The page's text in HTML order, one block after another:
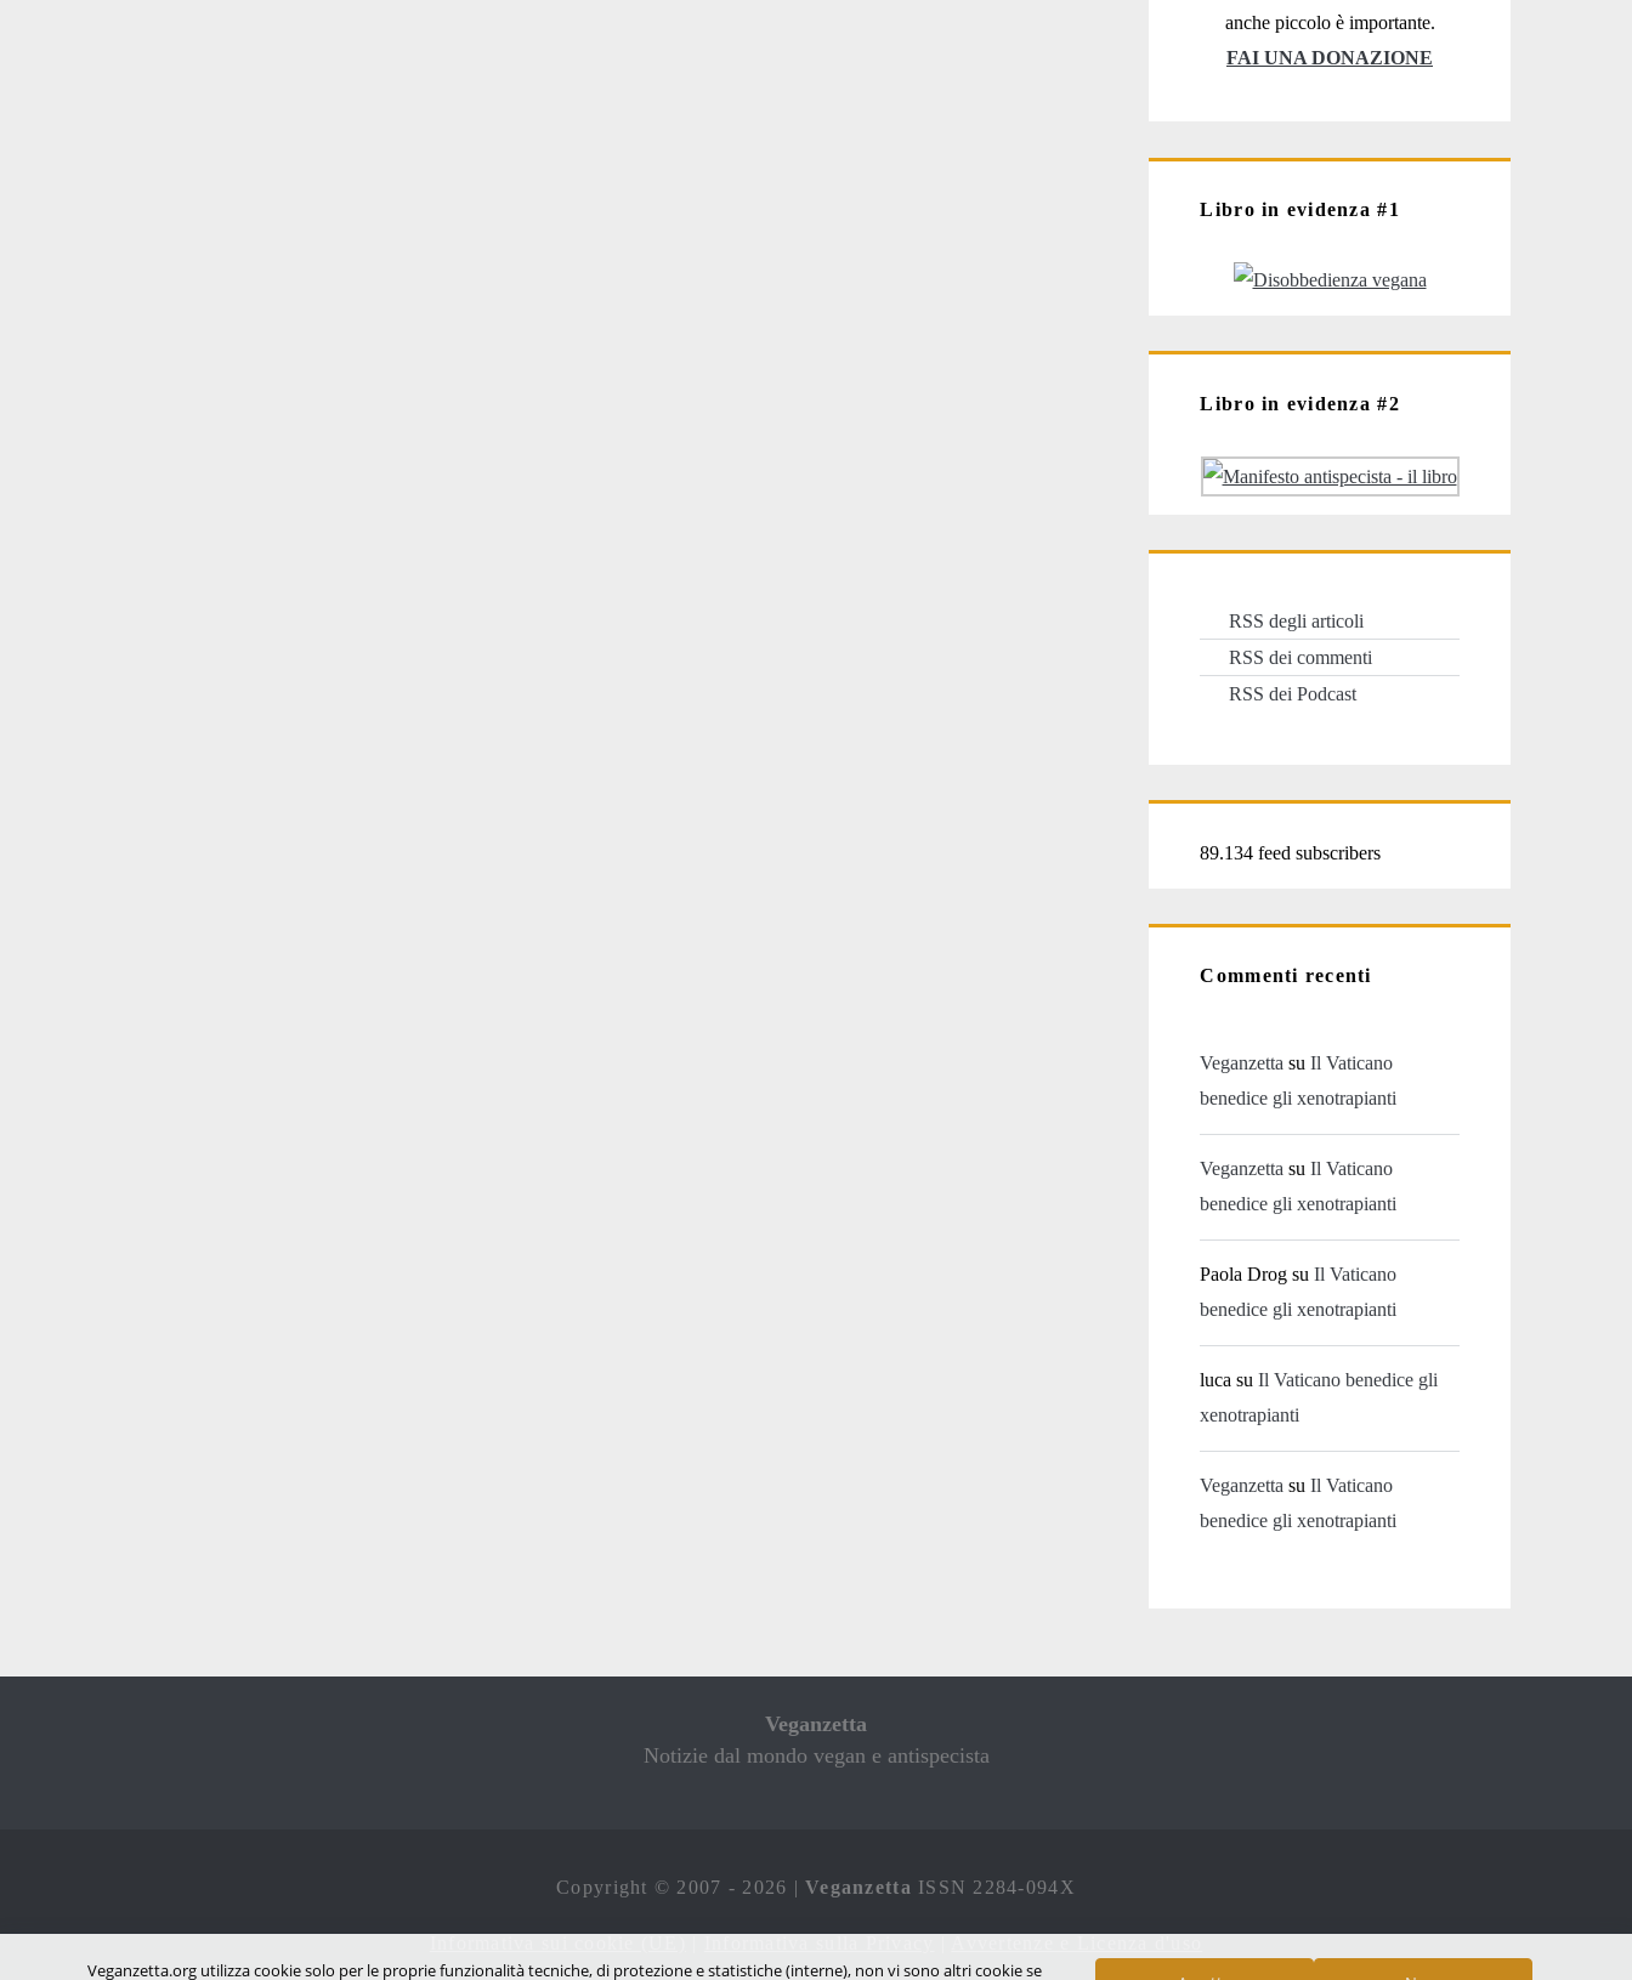
anche piccolo è importante.
FAI UNA DONAZIONE
Libro in evidenza #1
Libro in evidenza #2
RSS degli articoli
RSS dei commenti
RSS dei Podcast
89.134 feed subscribers
Commenti recenti
Veganzetta suIl Vaticano
benedice gli xenotrapianti
Veganzetta suIl Vaticano
benedice gli xenotrapianti
Paola Drog suIl Vaticano
benedice gli xenotrapianti
luca suIl Vaticano benedice gli
xenotrapianti
Veganzetta suIl Vaticano
benedice gli xenotrapianti
Veganzetta
Notizie dal mondo vegan e antispecista
Copyright © 2007 - 2026 |Veganzetta ISSN 2284-094X
Veganzetta.org utilizza cookie solo per le proprie funzionalità tecniche, di protezione e statistiche (interne), non vi sono altri cookie se